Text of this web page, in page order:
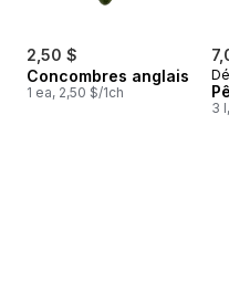
2,50 $
Concombres anglais
1 ea, 2,50 $/1ch
3